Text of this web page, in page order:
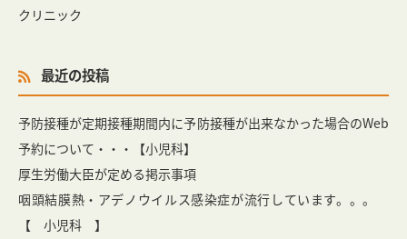
クリニック
最近の投稿
予防接種が定期接種期間内に予防接種が出来なかった場合のWeb
予約について・・・【小児科】
厚生労働大臣が定める掲示事項
咽頭結膜熱・アデノウイルス感染症が流行しています。。。
【 小児科 】